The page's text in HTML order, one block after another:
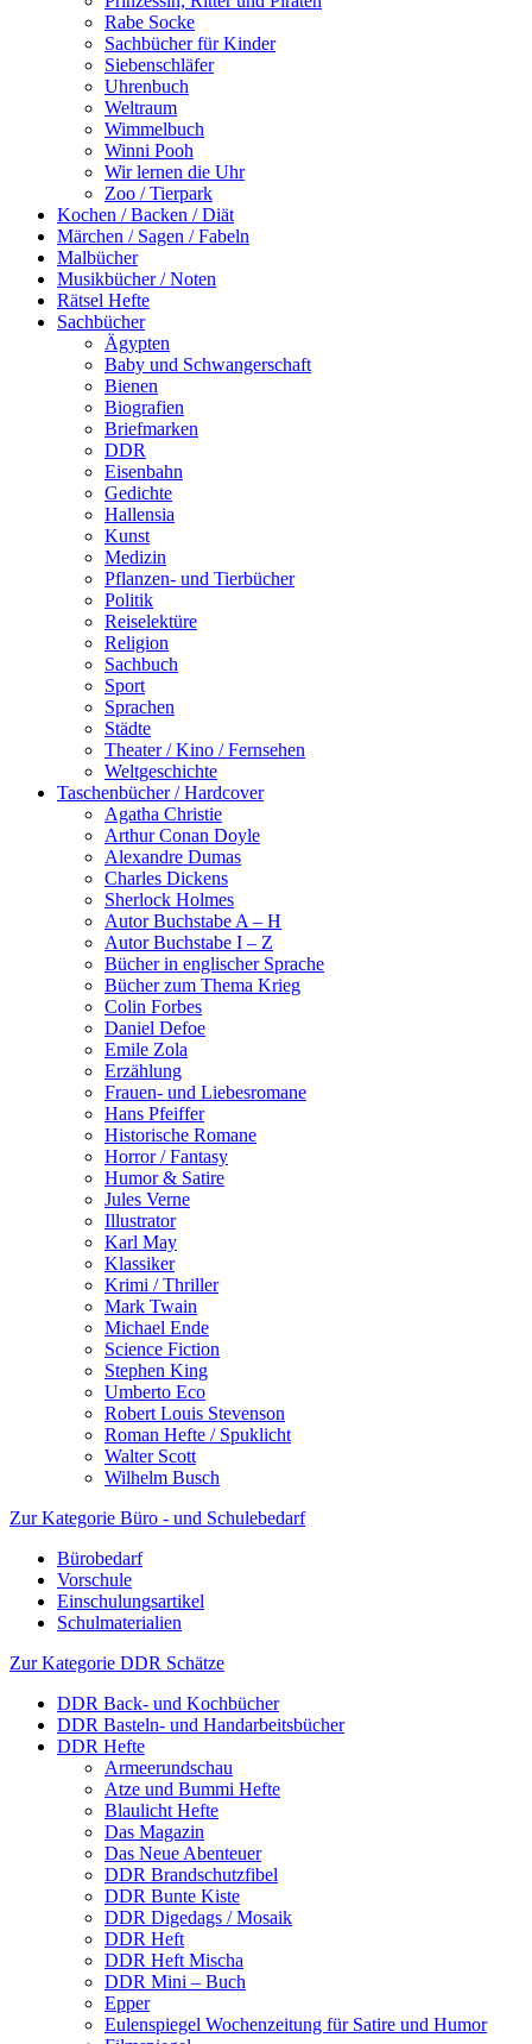
Rabe Socke
Sachbücher für Kinder
Siebenschläfer
Uhrenbuch
Weltraum
Wimmelbuch
Winni Pooh
Wir lernen die Uhr
Zoo / Tierpark
Kochen / Backen / Diät
Märchen / Sagen / Fabeln
Malbücher
Musikbücher / Noten
Rätsel Hefte
Sachbücher
Ägypten
Baby und Schwangerschaft
Bienen
Biografien
Briefmarken
DDR
Eisenbahn
Gedichte
Hallensia
Kunst
Medizin
Pflanzen- und Tierbücher
Politik
Reiselektüre
Religion
Sachbuch
Sport
Sprachen
Städte
Theater / Kino / Fernsehen
Weltgeschichte
Taschenbücher / Hardcover
Agatha Christie
Arthur Conan Doyle
Alexandre Dumas
Charles Dickens
Sherlock Holmes
Autor Buchstabe A – H
Autor Buchstabe I – Z
Bücher in englischer Sprache
Bücher zum Thema Krieg
Colin Forbes
Daniel Defoe
Emile Zola
Erzählung
Frauen- und Liebesromane
Hans Pfeiffer
Historische Romane
Horror / Fantasy
Humor & Satire
Jules Verne
Illustrator
Karl May
Klassiker
Krimi / Thriller
Mark Twain
Michael Ende
Science Fiction
Stephen King
Umberto Eco
Robert Louis Stevenson
Roman Hefte / Spuklicht
Walter Scott
Wilhelm Busch
Zur Kategorie Büro - und Schulebedarf
Bürobedarf
Vorschule
Einschulungsartikel
Schulmaterialien
Zur Kategorie DDR Schätze
DDR Back- und Kochbücher
DDR Basteln- und Handarbeitsbücher
DDR Hefte
Armeerundschau
Atze und Bummi Hefte
Blaulicht Hefte
Das Magazin
Das Neue Abenteuer
DDR Brandschutzfibel
DDR Bunte Kiste
DDR Digedags / Mosaik
DDR Heft
DDR Heft Mischa
DDR Mini – Buch
Epper
Eulenspiegel Wochenzeitung für Satire und Humor